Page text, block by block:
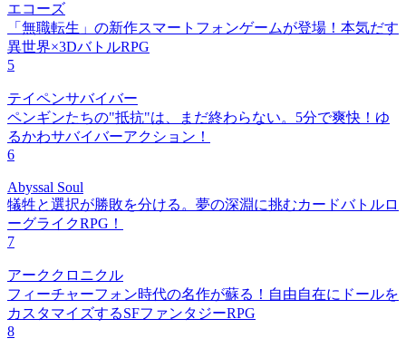
エコーズ
「無職転生」の新作スマートフォンゲームが登場！本気だす
異世界×3DバトルRPG
5
テイペンサバイバー
ペンギンたちの"抵抗"は、まだ終わらない。5分で爽快！ゆ
るかわサバイバーアクション！
6
Abyssal Soul
犠牲と選択が勝敗を分ける。夢の深淵に挑むカードバトルロ
ーグライクRPG！
7
アーククロニクル
フィーチャーフォン時代の名作が蘇る！自由自在にドールを
カスタマイズするSFファンタジーRPG
8